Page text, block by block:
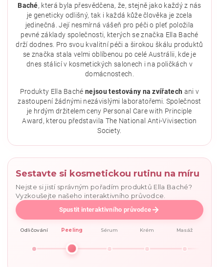
Vložením hodnocení souhlasíte sezásadami ochrany
Baché, která byla přesvědčena, že, stejně jako každý z nás
je geneticky odlišný, tak i každá kůže člověka je zcela
jedinečná. Její nesmírná vášeň pro péči o pleť položila
pevné základy společnosti, kterých se značka Ella Baché
drží dodnes. Pro svou kvalitní péči a širokou škálu produktů
se značka stala velmi oblíbenou po celé Austrálii, kde je
dnes stálicí v kosmetických salonech i na poličkách v
domácnostech.
Produkty Ella Bachénejsou testovány na zvířatech ani v
zastoupení žádnými nezávislými laboratořemi. Společnost
je hrdým držitelem ceny Personal Care with Principle
Award, kterou představila The National Anti-Vivisection
Society.
Sestavte si kosmetickou rutinu na míru
Nejste si jistí správným pořadím produktů Ella Baché?
Vyzkoušejte našeho interaktivního průvodce.
Spustit interaktivního průvodce
Odličování Peeling Sérum Krém Masáž